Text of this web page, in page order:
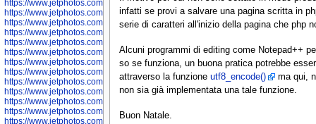
https://www.jetphotos.com/photographer/598378
https://www.jetphotos.com/photographer/600028
https://www.jetphotos.com/photographer/600031
https://www.jetphotos.com/photographer/600032
https://www.jetphotos.com/photographer/600034
https://www.jetphotos.com/photographer/600036
https://www.jetphotos.com/photographer/600037
https://www.jetphotos.com/photographer/600039
https://www.jetphotos.com/photographer/600041
https://www.jetphotos.com/photographer/600042
https://www.jetphotos.com/photographer/600045
https://www.jetphotos.com/photographer/600046
https://www.jetphotos.com/photographer/600047
infatti se provi a salvare una pagina scritta in
serie di caratteri all'inizio della pagina che php
Alcuni programmi di editing come Notepad++
so se funziona, un buona pratica potrebbe
attraverso la funzione utf8_encode()
ma qui,
non sia già implementata una tale funzione.
Buon Natale.